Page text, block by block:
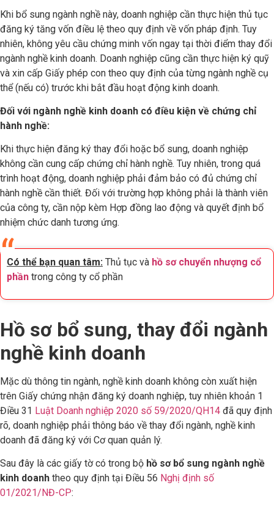
Khi bổ sung ngành nghề này, doanh nghiệp cần thực hiện thủ tục
đăng ký tăng vốn điều lệ theo quy định về vốn pháp định. Tuy
nhiên, không yêu cầu chứng minh vốn ngay tại thời điểm thay đổi
ngành nghề kinh doanh. Doanh nghiệp cũng cần thực hiện ký quỹ
và xin cấp Giấy phép con theo quy định của từng ngành nghề cụ
thể (nếu có) trước khi bắt đầu hoạt động kinh doanh.
Đối với ngành nghề kinh doanh có điều kiện về chứng chỉ
hành nghề:
Khi thực hiện đăng ký thay đổi hoặc bổ sung, doanh nghiệp
không cần cung cấp chứng chỉ hành nghề. Tuy nhiên, trong quá
trình hoạt động, doanh nghiệp phải đảm bảo có đủ chứng chỉ
hành nghề cần thiết. Đối với trường hợp không phải là thành viên
của công ty, cần nộp kèm Hợp đồng lao động và quyết định bổ
nhiệm chức danh tương ứng.
Có thể bạn quan tâm: Thủ tục và hồ sơ chuyển nhượng cổ
phần trong công ty cổ phần
Hồ sơ bổ sung, thay đổi ngành
nghề kinh doanh
Mặc dù thông tin ngành, nghề kinh doanh không còn xuất hiện
trên Giấy chứng nhận đăng ký doanh nghiệp, tuy nhiên khoản 1
Điều 31 Luật Doanh nghiệp 2020 số 59/2020/QH14 đã quy định
rõ, doanh nghiệp phải thông báo về thay đổi ngành, nghề kinh
doanh đã đăng ký với Cơ quan quản lý.
Sau đây là các giấy tờ có trong bộ hồ sơ bổ sung ngành nghề
kinh doanh theo quy định tại Điều 56 Nghị định số
01/2021/NĐ-CP: